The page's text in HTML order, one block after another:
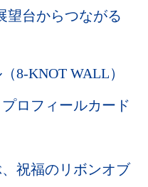
台からつながる
8-KNOT WALL）
ロフィールカード
祝福のリボンオブ